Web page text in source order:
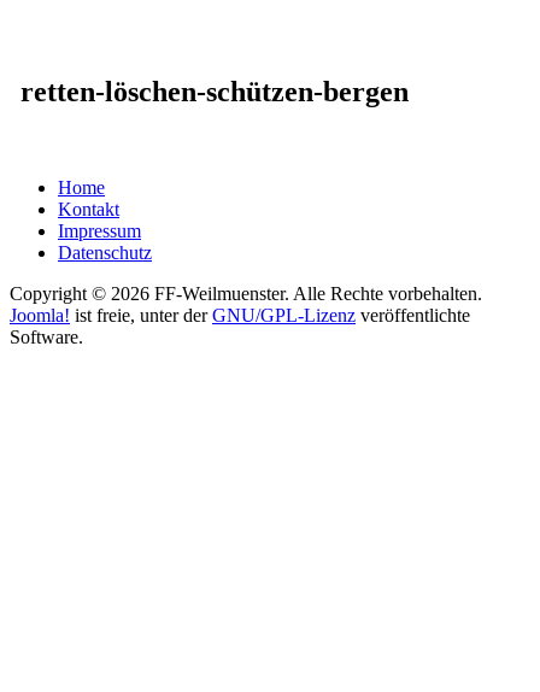
retten-löschen-schützen-bergen
Home
Kontakt
Impressum
Datenschutz
Copyright © 2026 FF-Weilmuenster. Alle Rechte vorbehalten.
Joomla! ist freie, unter derGNU/GPL-Lizenz veröffentlichte
Software.